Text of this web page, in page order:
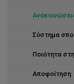
Σύστημα
Ποιότητα
Αποφοίτηση